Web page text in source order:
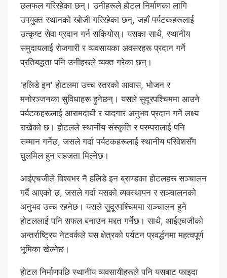
छलफल गरिरहेका छन्। उनीहरूले होटल निर्माणका लागि
उपयुक्त स्थानको खोजी गरिरहेका छन्, जहाँ पर्यटकहरूलाई
उत्कृष्ट सेवा प्रदान गर्न सकियोस्। यसका साथै, स्थानीय
समुदायलाई रोजगारी र व्यवसायका अवसरहरू प्रदान गर्ने
प्रतिबद्धता पनि उनीहरूले व्यक्त गरेका छन्।
'हलिडे इन' होटलमा उच्च स्तरको आवास, भोजन र
मनोरञ्जनका सुविधाहरू हुनेछन्। यसले सुदूरपश्चिममा आउने
पर्यटकहरूलाई आरामदायी र यादगार अनुभव प्रदान गर्ने लक्ष्य
राखेको छ। होटलले स्थानीय संस्कृति र परम्परालाई पनि
सम्मान गर्नेछ, जसले गर्दा पर्यटकहरूलाई स्थानीय परिवेशसँग
घुलमिल हुन सहजता मिल्नेछ।
आईएचजीले विश्वभर नै हलिडे इन ब्राण्डका होटलहरू सञ्चालन
गर्दै आएको छ, जसले गर्दा यसको व्यवस्थापन र सञ्चालनको
अनुभव उच्च रहनेछ। यसले सुदूरपश्चिममा सञ्चालन हुने
होटललाई पनि सफल बनाउन मद्दत गर्नेछ। साथै, आईएचजीको
अन्तर्राष्ट्रिय नेटवर्कले यस क्षेत्रको पर्यटन प्रवर्द्धनमा महत्वपूर्ण
भूमिका खेल्नेछ।
होटल निर्माणपछि स्थानीय व्यवसायीहरूले पनि यसबाट फाइदा